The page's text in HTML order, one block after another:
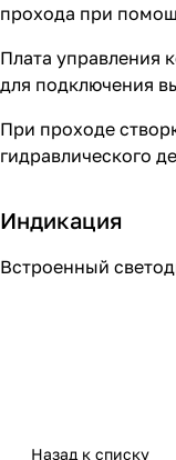
прохода при
Плата управления
для подключения
При проходе
гидравлического
Индикация
Встроенный
Назад к списку